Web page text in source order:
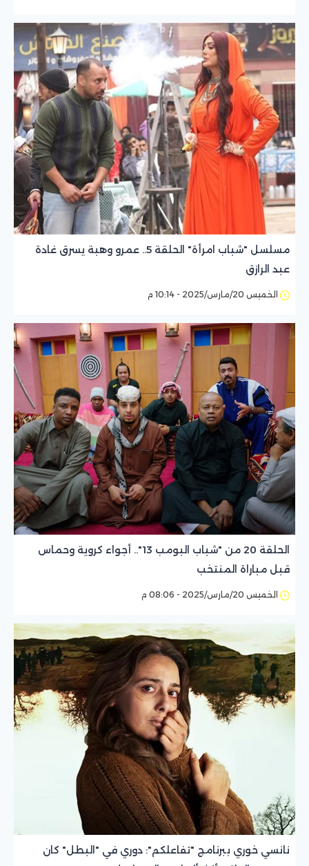
مسلسل "شباب امرأة" الحلقة 5.. عمرو وهبة يسرق غادة
عبد الرازق
الخميس 20/مارس/2025 - 10:14 م
الحلقة 20 من "شباب البومب 13".. أجواء كروية وحماس
قبل مباراة المنتخب
الخميس 20/مارس/2025 - 08:06 م
نانسي خوري ببرنامج "تفاعلكم": دوري في "البطل" كان